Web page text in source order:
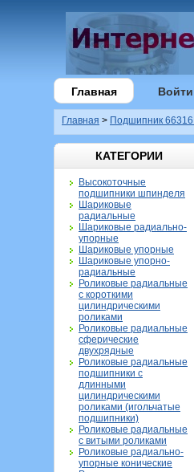
Главная Войти
Главная > Подшипник
КАТЕГОРИИ
Высокоточные
подшипники шпинделя
Шариковые
радиальные
Шариковые радиально-
упорные
Шариковые упорные
Шариковые упорно-
радиальные
Роликовые радиальные
с короткими
цилиндрическими
роликами
Роликовые радиальные
сферические
двухрядные
Роликовые радиальные
подшипники с
длинными
цилиндрическими
роликами (игольчатые
подшипники)
Роликовые радиальные
с витыми роликами
Роликовые радиально-
упорные конические